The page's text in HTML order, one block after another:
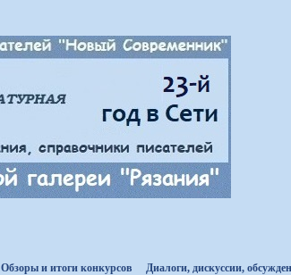
Обзоры и итоги конкурсов Диалоги, дискуссии,